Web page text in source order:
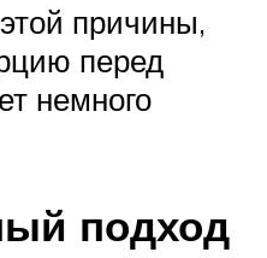
причины,
перед
немного
подход